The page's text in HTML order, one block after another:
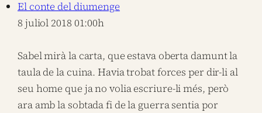
El conte del diumenge
8 juliol 2018 01:00h
Sabel mirà la carta, que estava oberta damunt la
taula de la cuina. Havia trobat forces per dir-li al
seu home que ja no volia escriure-li més, però
ara amb la sobtada fi de la guerra sentia por